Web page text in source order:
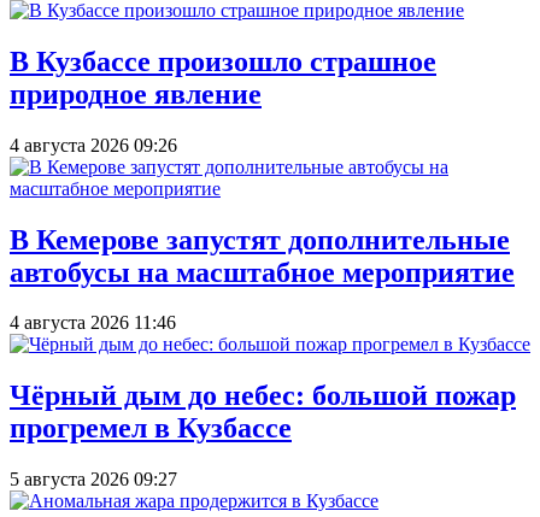
В Кузбассе произошло страшное
природное явление
4 августа 2026 09:26
В Кемерове запустят дополнительные
автобусы на масштабное мероприятие
4 августа 2026 11:46
Чёрный дым до небес: большой пожар
прогремел в Кузбассе
5 августа 2026 09:27